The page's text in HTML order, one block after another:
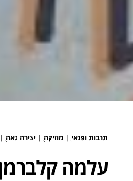
תרבות ופנאי ֻ| מוזיקה ֻ| יצירה גאה ֻ|
עלמה